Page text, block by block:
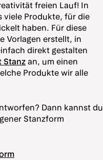
freien Lauf! In
viele Produkte, für die
haben. Für diese
Vorlagen erstellt, in
direkt gestalten
Stanz an, um einen
Produkte wir alle
Dann kannst du
Stanzform